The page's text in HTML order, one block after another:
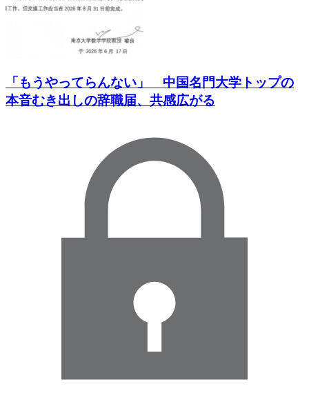
「もうやってらんない」 中国名門大学トップの
本音むき出しの辞職届、共感広がる